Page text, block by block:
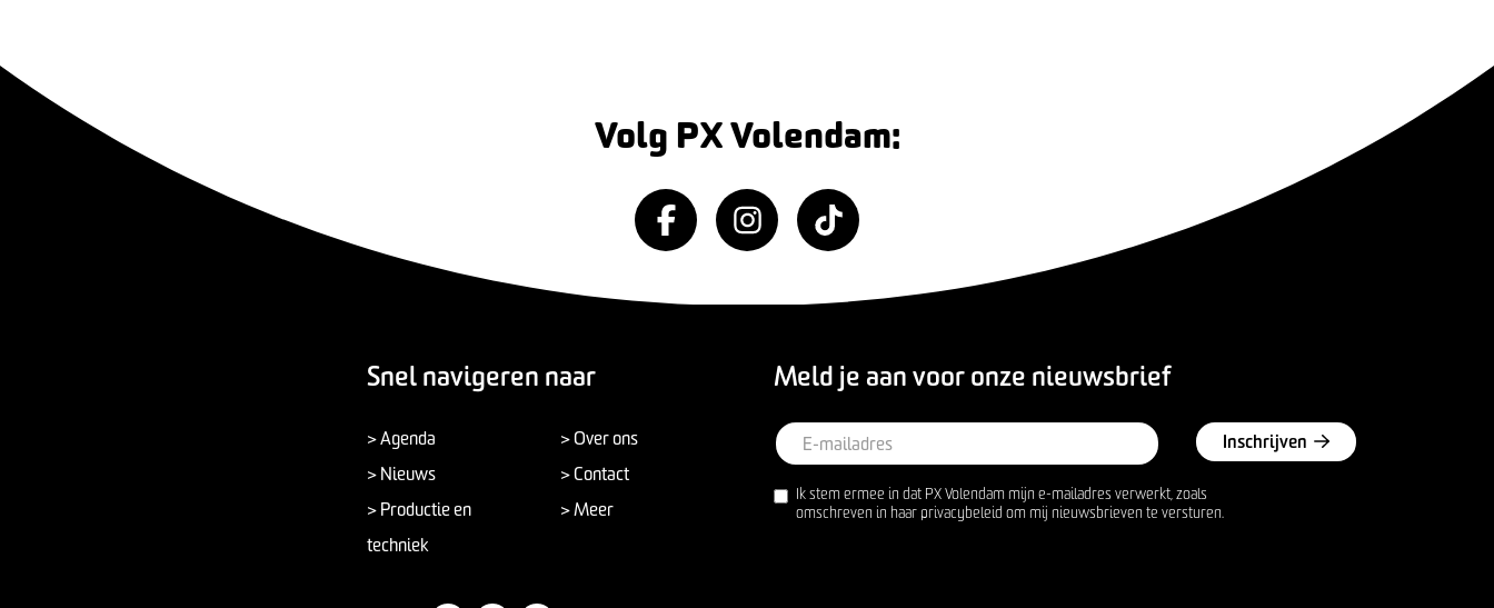
Volg PX Volendam:
Snel navigeren naar
> Agenda
> Nieuws
> Productie en
techniek
> Over ons
> Contact
> Meer
Meld je aan voor onze nieuwsbrief
Inschrijven
Ik stem ermee in dat PX Volendam mijn e-mailadres verwerkt, zoals
omschreven in haar privacybeleid om mij nieuwsbrieven te versturen.